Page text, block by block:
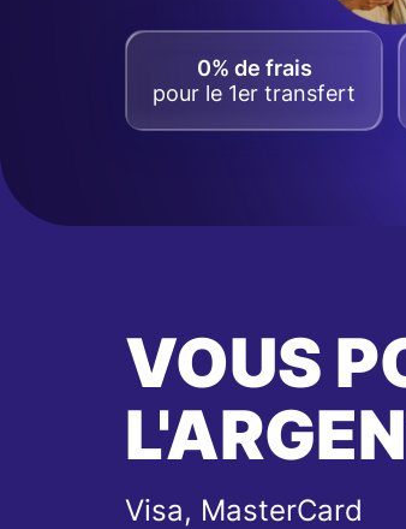
0% de frais
pour le 1er transfert
VOUS
Visa, MasterCard